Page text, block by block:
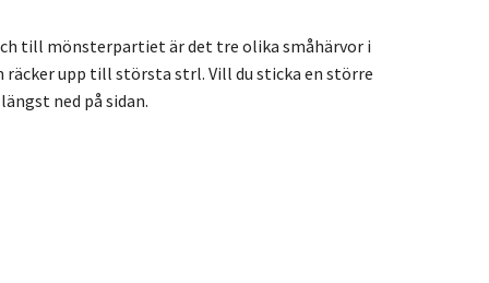
till mönsterpartiet är det tre olika småhärvor i
upp till största strl. Vill du sticka en större
ned på sidan.